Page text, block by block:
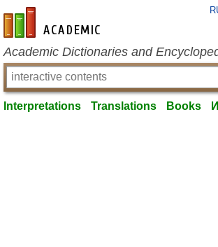
en-academic.com
Academic Dictionaries and
Interpretations Translations Books